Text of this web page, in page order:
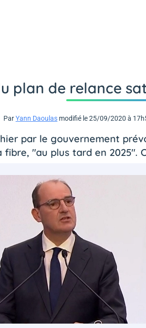
plan de relance
ParYann Daoulas modifié le 25/09/2020 à
par le gouvernement
fibre, "au plus tard en